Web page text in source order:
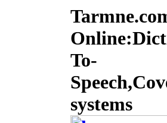
To-
systems